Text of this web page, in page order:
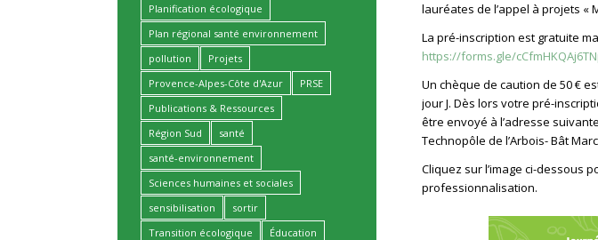
lauréates de l’appel à projets «
La pré-inscription est gratuite
https://forms.gle/
Un chèque de caution de 50 €
jour J. Dès lors votre pré-
être envoyé à l’adresse
Technopôle de l’Arbois- Bât
Cliquez sur l’image ci-dessous
professionnalisation.
Planification écologique
Plan régional santé environnement
pollution
Projets
Provence-Alpes-Côte d'Azur
PRSE
Publications & Ressources
Région Sud
santé
santé-environnement
Sciences humaines et sociales
sensibilisation
sortir
Transition écologique
Éducation